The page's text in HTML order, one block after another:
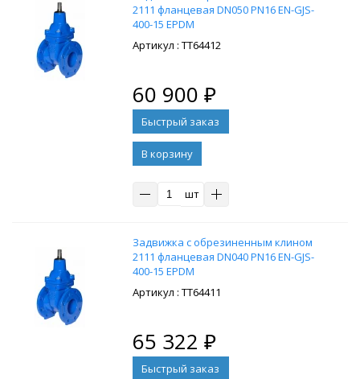
2111 фланцевая DN050 PN16 EN-GJS-
400-15 EPDM
: ТТ64412
60 900 ₽
В корзину
шт
Задвижка с обрезиненным клином
2111 фланцевая DN040 PN16 EN-GJS-
400-15 EPDM
: ТТ64411
65 322 ₽